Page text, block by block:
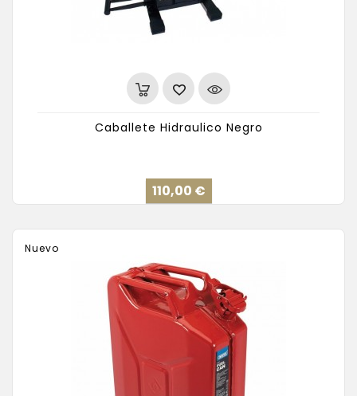
Caballete Hidraulico Negro
110,00 €
Nuevo